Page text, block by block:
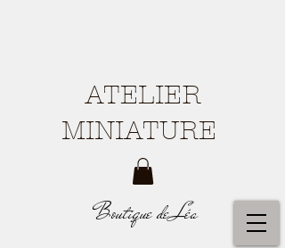
Boutique de Léa
ATELIER
MINIATURE